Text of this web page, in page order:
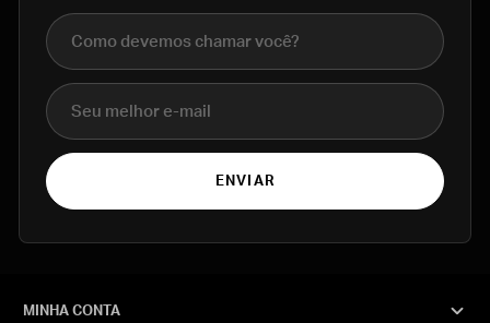
Nome completo
E-mail
ENVIAR
MINHA CONTA